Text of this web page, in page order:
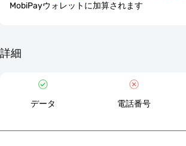
MobiPayウォレットに加算されます
詳細
データ 電話番号